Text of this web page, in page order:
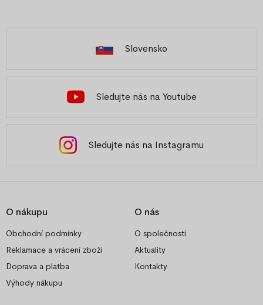
Slovensko
Sledujte nás na Youtube
Sledujte nás na Instagramu
O nákupu
Obchodní podmínky
Reklamace a vrácení zboží
Doprava a platba
Výhody nákupu
O nás
O společnosti
Aktuality
Kontakty